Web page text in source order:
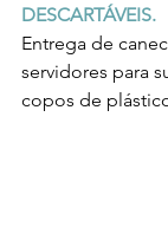
DESCARTÁVEIS.
Entrega de
servidores para
copos de